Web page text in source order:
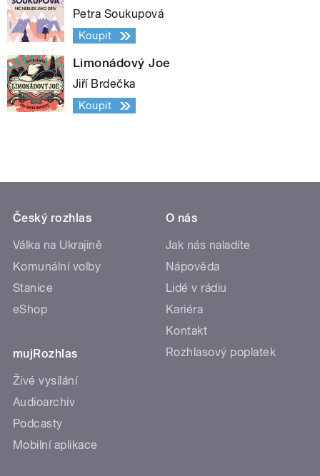
Petra Soukupová
Koupit
Limonádový Joe
Jiří Brdečka
Koupit
Český rozhlas
Válka na Ukrajině
Komunální volby
Stanice
eShop
mujRozhlas
Živé vysílání
Audioarchiv
Podcasty
Mobilní aplikace
O nás
Jak nás naladíte
Nápověda
Lidé v rádiu
Kariéra
Kontakt
Rozhlasový poplatek